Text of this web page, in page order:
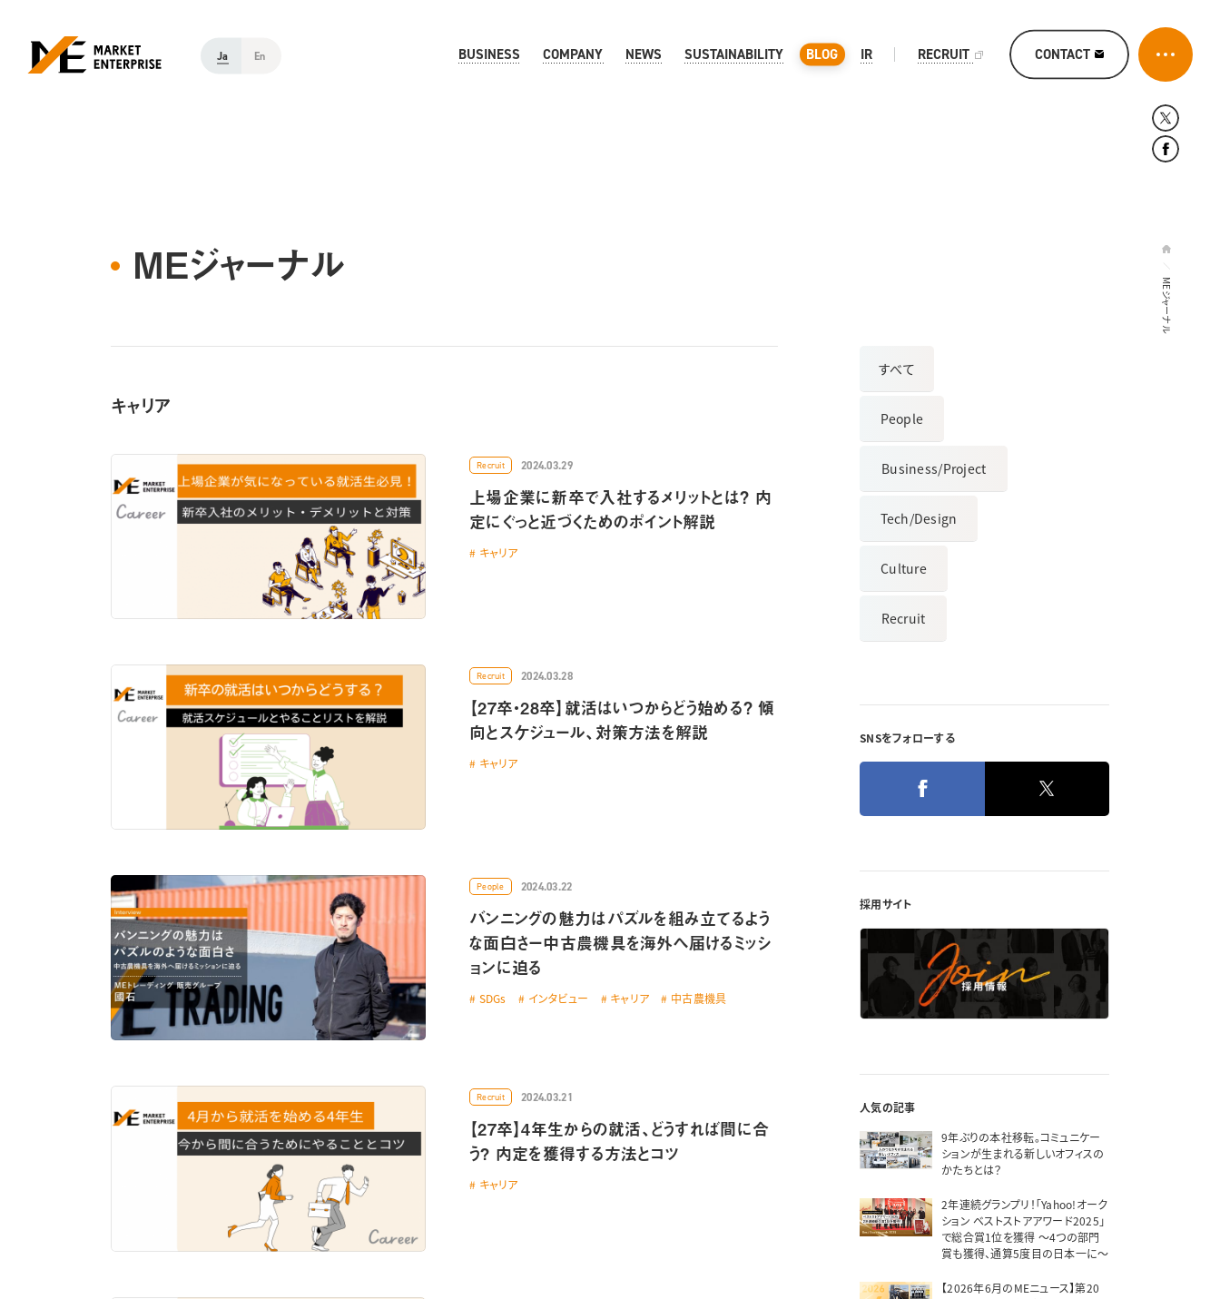
Ja En CONTACT
BUSINESS COMPANY NEWS SUSTAINABILITY BLOG IR RECRUIT
MEジャーナル
MEジャーナル
キャリア
Recruit 2024.03.29
上場企業に新卒で入社するメリットとは？ 内
定にぐっと近づくためのポイント解説
キャリア
Recruit 2024.03.28
【27卒・28卒】就活はいつからどう始める？ 傾
向とスケジュール、対策方法を解説
キャリア
People 2024.03.22
バンニングの魅力はパズルを組み立てるよう
な面白さー中古農機具を海外へ届けるミッシ
ョンに迫る
SDGs インタビュー キャリア 中古農機具
Recruit 2024.03.21
【27卒】4年生からの就活、どうすれば間に合
う? 内定を獲得する方法とコツ
キャリア
すべて
People
Business/Project
Tech/Design
Culture
Recruit
SNSをフォローする
採用サイト
人気の記事
9年ぶりの本社移転。コミュニケー
ションが生まれる新しいオフィスの
かたちとは？
2年連続グランプリ！「Yahoo!オーク
ション ベストストアアワード2025」
で総合賞1位を獲得 ～4つの部門
賞も獲得、通算5度目の日本一に～
【2026年6月のMEニュース】第20